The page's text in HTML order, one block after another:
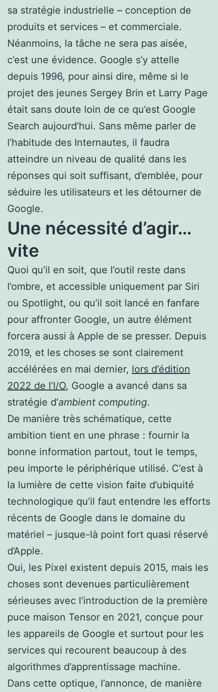
sa stratégie industrielle – conception de
produits et services – et commerciale.
Néanmoins, la tâche ne sera pas aisée,
c’est une évidence. Google s’y attelle
depuis 1996, pour ainsi dire, même si le
projet des jeunes Sergey Brin et Larry Page
était sans doute loin de ce qu’est Google
Search aujourd’hui. Sans même parler de
l’habitude des Internautes, il faudra
atteindre un niveau de qualité dans les
réponses qui soit suffisant, d’emblée, pour
séduire les utilisateurs et les détourner de
Google.
Une nécessité d’agir…
vite
Quoi qu’il en soit, que l’outil reste dans
l’ombre, et accessible uniquement par Siri
ou Spotlight, ou qu’il soit lancé en fanfare
pour affronter Google, un autre élément
forcera aussi à Apple de se presser. Depuis
2019, et les choses se sont clairement
accélérées en mai dernier, lors d’édition
2022 de l’I/O, Google a avancé dans sa
stratégie d’ambient computing.
De manière très schématique, cette
ambition tient en une phrase : fournir la
bonne information partout, tout le temps,
peu importe le périphérique utilisé. C’est à
la lumière de cette vision faite d’ubiquité
technologique qu’il faut entendre les efforts
récents de Google dans le domaine du
matériel – jusque-là point fort quasi réservé
d’Apple.
Oui, les Pixel existent depuis 2015, mais les
choses sont devenues particulièrement
sérieuses avec l’introduction de la première
puce maison Tensor en 2021, conçue pour
les appareils de Google et surtout pour les
services qui recourent beaucoup à des
algorithmes d’apprentissage machine.
Dans cette optique, l’annonce, de manière